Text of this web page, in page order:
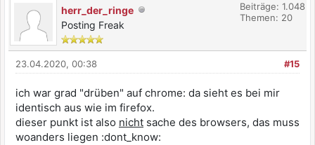
herr_der_ringe
Posting Freak
Beiträge: 1.048
Themen: 20
#15
23.04.2020, 00:38
ich war grad "drüben" auf chrome: da sieht es bei mir
identisch aus wie im firefox.
dieser punkt ist also nicht sache des browsers, das muss
woanders liegen :dont_know: